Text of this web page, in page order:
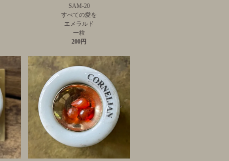
SAM-20
すべての愛を
エメラルド
一粒
200円